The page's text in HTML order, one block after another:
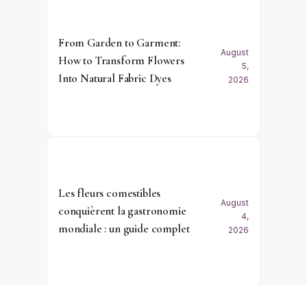
From Garden to Garment:
How to Transform Flowers
Into Natural Fabric Dyes
August
5,
2026
Les fleurs comestibles
conquièrent la gastronomie
mondiale : un guide complet
August
4,
2026